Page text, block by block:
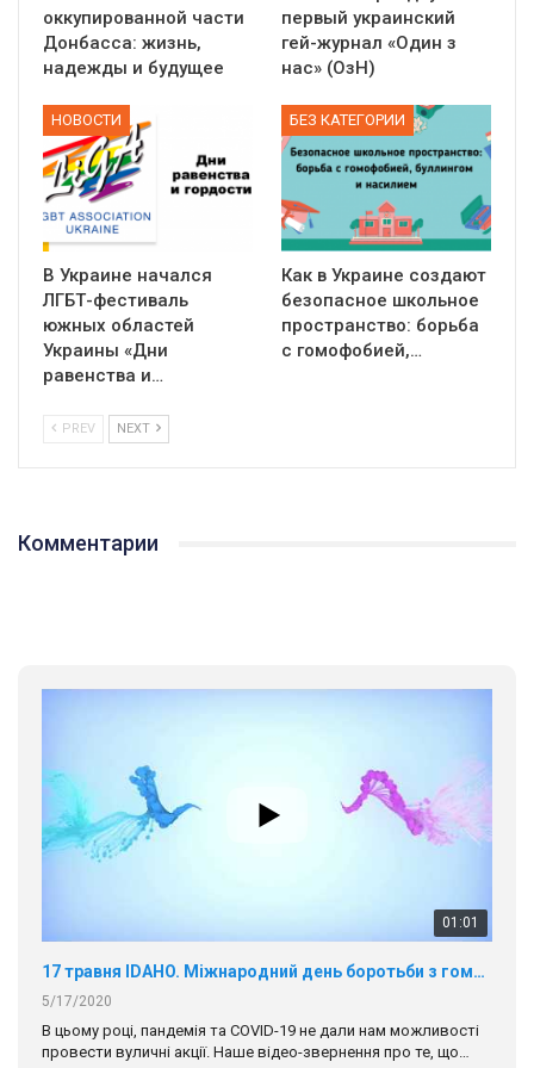
оккупированной части
Донбасса: жизнь,
надежды и будущее
первый украинский
гей-журнал «Один з
нас» (ОзН)
НОВОСТИ
В Украине начался
ЛГБТ-фестиваль
южных областей
Украины «Дни
равенства и…
БЕЗ КАТЕГОРИИ
Как в Украине создают
безопасное школьное
пространство: борьба
с гомофобией,…
PREV NEXT
Комментарии
01:01
17 травня IDAHO. Міжнародний день боротьби з гомофобією трансфобією і біфобія.
5/17/2020
В цьому році, пандемія та COVІD-19 не дали нам можливості
провести вуличні акції. Наше відео-звернення про те, що